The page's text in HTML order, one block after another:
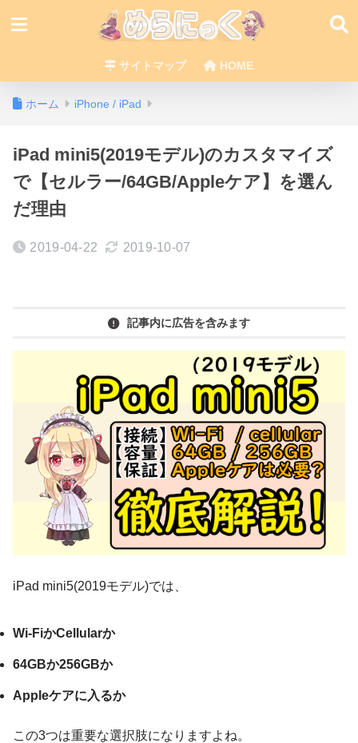
サイトマップ HOME
ホーム iPhone / iPad
iPad mini5(2019モデル)のカスタマイズ
で【セルラー/64GB/Appleケア】を選ん
だ理由
2019-04-22 2019-10-07
記事内に広告を含みます
iPad mini5(2019モデル)では、
Wi-FiかCellularか
64GBか256GBか
Appleケアに入るか
この3つは重要な選択肢になりますよね。